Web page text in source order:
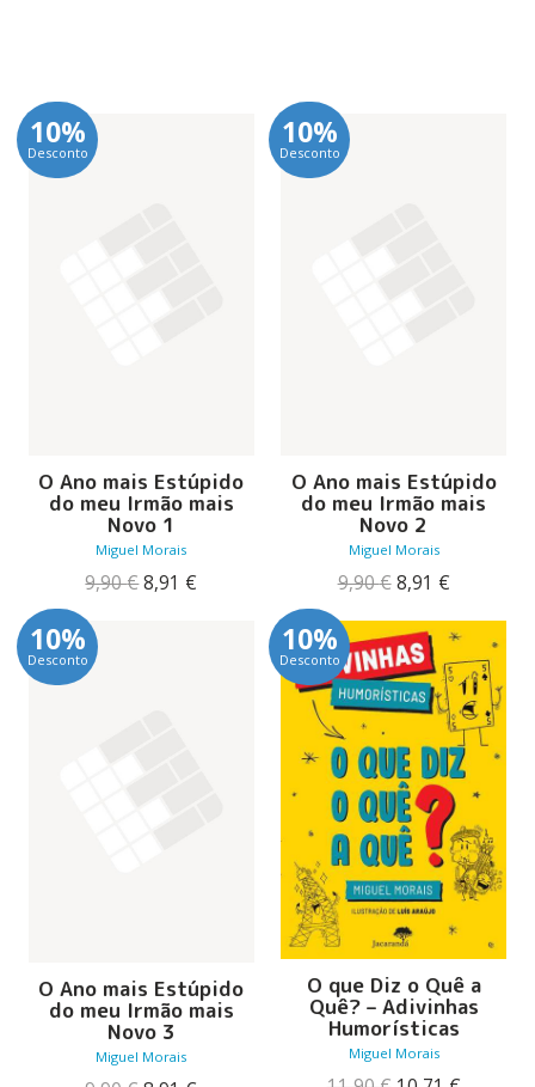
10%
Desconto
O Ano mais Estúpido
do meu Irmão mais
Novo 1
Miguel Morais
9,90€O
8,91 €
10%
Desconto
O Ano mais Estúpido
do meu Irmão mais
Novo 2
Miguel Morais
9,90€ O
original
era:
9,90 €.
8,91 €O
atual
é:
8,91 €.
10%
Desconto
O Ano mais Estúpido
do meu Irmão mais
Novo 3
Miguel Morais
10%
Desconto
O que Diz o Quê a
Quê? – Adivinhas
Humorísticas
Miguel Morais